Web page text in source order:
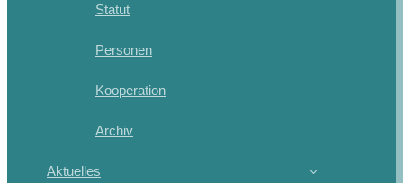
Statut
Personen
Kooperation
Archiv
Aktuelles